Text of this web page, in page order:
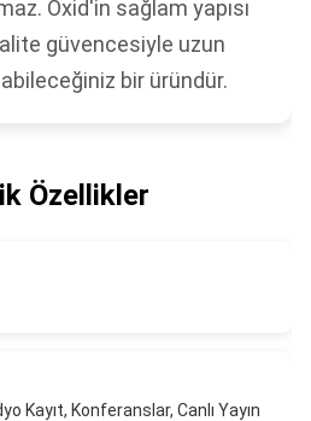
Oxid'in sağlam yapısı
güvencesiyle uzun
bir üründür.
Özellikler
Kayıt, Konferanslar, Canlı Yayın